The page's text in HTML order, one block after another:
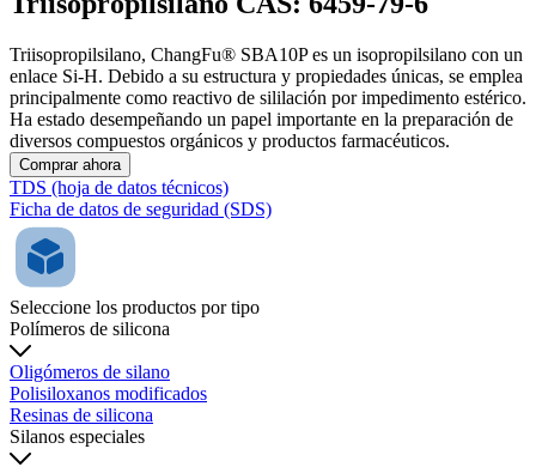
Triisopropilsilano, ChangFu® SBA10P es un isopropilsilano con un
enlace Si-H. Debido a su estructura y propiedades únicas, se emplea
principalmente como reactivo de sililación por impedimento estérico.
Ha estado desempeñando un papel importante en la preparación de
diversos compuestos orgánicos y productos farmacéuticos.
Comprar ahora
TDS (hoja de datos técnicos)
Ficha de datos de seguridad (SDS)
Seleccione los productos por tipo
Polímeros de silicona
Oligómeros de silano
Polisiloxanos modificados
Resinas de silicona
Silanos especiales